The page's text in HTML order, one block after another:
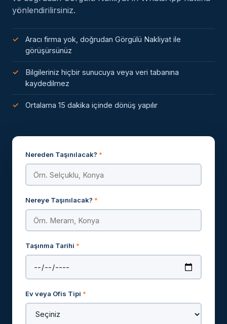
yönlendirilirsiniz.
Aracı firma yok, doğrudan Görgülü Nakliyat ile
görüşürsünüz
Bilgileriniz hiçbir sunucuya veya veri tabanına
kaydedilmez
Ortalama 15 dakika içinde dönüş yapılır
Nereden Taşınılacak? *
Nereye Taşınılacak? *
Taşınma Tarihi *
Ev veya Ofis Tipi *